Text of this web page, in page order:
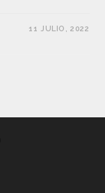
11 JULIO, 2022